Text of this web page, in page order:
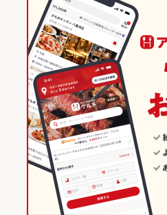
向島駅 × 焼肉
韓国料理
サムギョプサル
伏見桃山・伏見区・京都市郊外 × 韓
伏見桃山・伏見区・京都市郊外 × サ
向島駅 × 韓国料理
向島駅 × サムギョプサル
宇治 × サムギョプサル
京都 × 焼肉・ホルモン
京都 × 焼肉
京都 × 韓国料理
京都 × サムギョプサル
チーズフォンデュ たこ焼き 油そば
京都の焼肉・ホルモンランキング
伏見桃山・伏見区・京都市郊外のグ
伏見桃山・伏見区・京都市郊外の焼
宇治のグルメランキング
宇治の焼肉・ホルモンランキング